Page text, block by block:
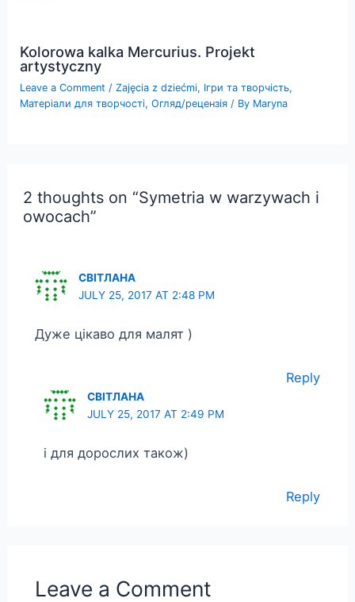
Kolorowa kalka Mercurius. Projekt
artystyczny
Leave a Comment /Zajęcia z dziećmi, Ігри та творчість,
Матеріали для творчості,Огляд/рецензія / By Maryna
2 thoughts on “Symetria w warzywach i
owocach”
СВІТЛАНА
JULY 25, 2017 AT 2:48 PM
Дуже цікаво для малят )
Reply
СВІТЛАНА
JULY 25, 2017 AT 2:49 PM
і для дорослих також)
Reply
Leave a Comment